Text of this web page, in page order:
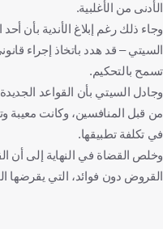
الأدنى من الأغلبية.
وجاء ذلك رغم إبلاغ الأندية بأن
السيتي – قد هدد باتخاذ إجراء
تسمح بالتحكيم.
وجادل السيتي بأن القواعد
من قبل المنافسين، وكانت معيبة
في تكلفة تطبيقها.
وخلص القضاة في النهاية إلى أن
القروض دون فوائد، التي يقرضها